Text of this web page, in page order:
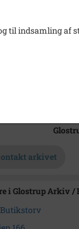
18.
arkivet
i Glostrup Arkiv
til indsamling af